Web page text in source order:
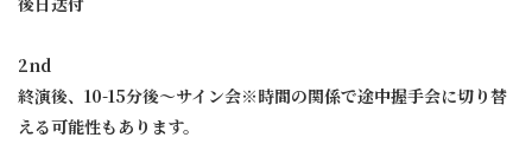
2nd
終演後、10-15分後〜サイン会※時間の関係で途中握手会に切り替
える可能性もあります。